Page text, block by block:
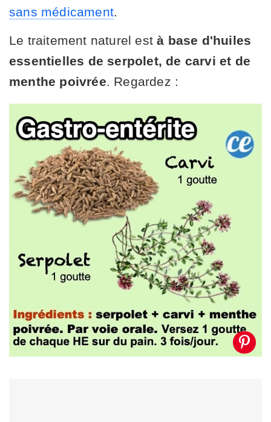
sans médicament
Le traitement naturel està base d'huiles
essentielles de serpolet, de carvi et de
menthe poivrée . Regardez :